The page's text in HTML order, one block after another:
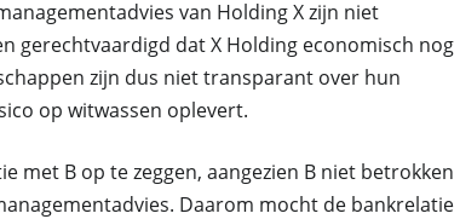
van Holding X zijn niet
gerechtvaardigd dat X Holding economisch nog
zijn dus niet transparant over hun
op witwassen oplevert.
met B op te zeggen, aangezien B niet betrokken
Daarom mocht de bankrelatie